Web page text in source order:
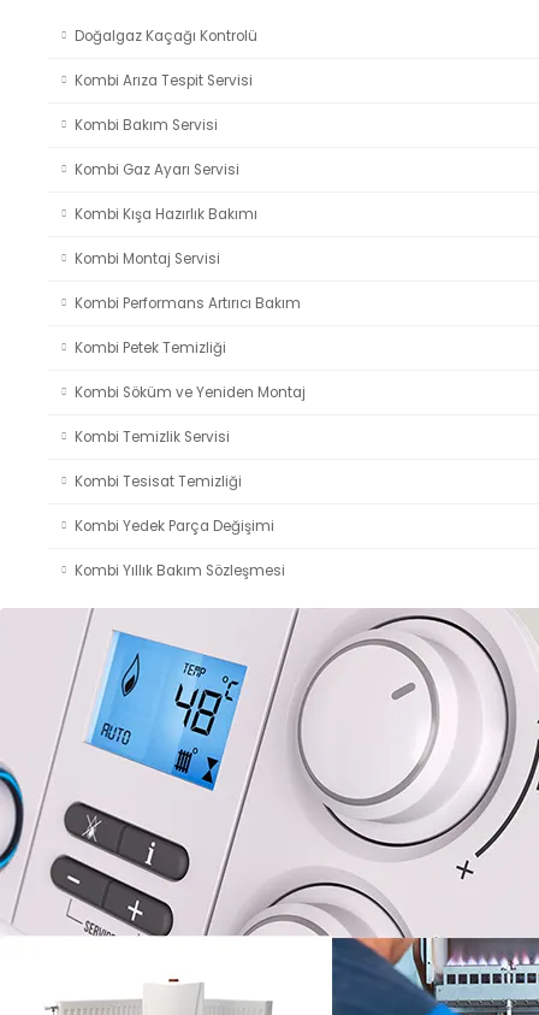
Doğalgaz Kaçağı Kontrolü
Kombi Arıza Tespit Servisi
Kombi Bakım Servisi
Kombi Gaz Ayarı Servisi
Kombi Kışa Hazırlık Bakımı
Kombi Montaj Servisi
Kombi Performans Artırıcı Bakım
Kombi Petek Temizliği
Kombi Söküm ve Yeniden Montaj
Kombi Temizlik Servisi
Kombi Tesisat Temizliği
Kombi Yedek Parça Değişimi
Kombi Yıllık Bakım Sözleşmesi